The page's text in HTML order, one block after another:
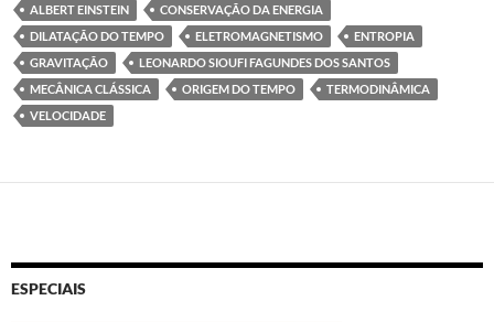
ALBERT EINSTEIN
CONSERVAÇÃO DA ENERGIA
DILATAÇÃO DO TEMPO
ELETROMAGNETISMO
ENTROPIA
GRAVITAÇÃO
LEONARDO SIOUFI FAGUNDES DOS SANTOS
MECÂNICA CLÁSSICA
ORIGEM DO TEMPO
TERMODINÂMICA
VELOCIDADE
ESPECIAIS